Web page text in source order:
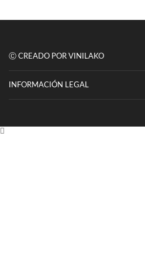
Ⓒ CREADO POR VINILAKO
INFORMACIÓN LEGAL